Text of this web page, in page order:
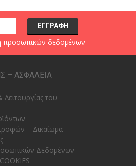
προσωπικών δεδομένων
– ΑΣΦΑΛΕΙΑ
του
– Δικαίωμα
Δεδομένων